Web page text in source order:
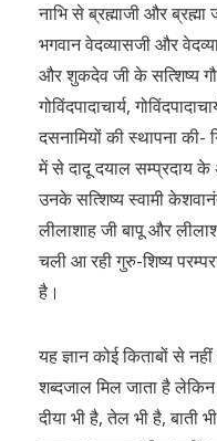
नाभि से ब्रह्माजी और
भगवान वेदव्यासजी और
और शुकदेव जी के सत्शिष्य
गोविंदपादाचार्य,
दसनामियों की स्थापना की-
में से दादू दयाल
उनके सत्शिष्य स्वामी
लीलाशाह जी बापू और
चली आ रही गुरु-शिष्य
है।
यह ज्ञान कोई किताबों से
शब्दजाल मिल जाता है लेकिन
दीया भी है, तेल भी है,